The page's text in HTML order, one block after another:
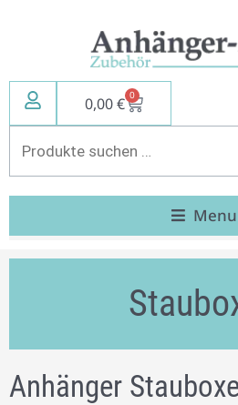
0,00€ 0
Warenkorb
nach:
Menu
Anhänger